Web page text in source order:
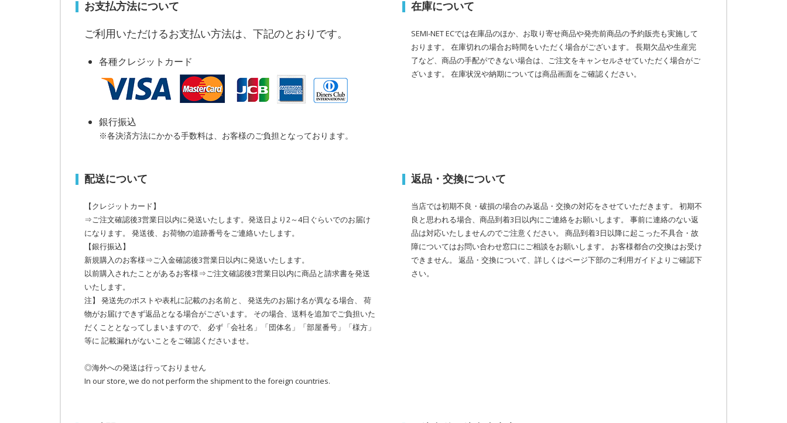
お支払方法について
ご利用いただけるお支払い方法は、下記のとおりです。
各種クレジットカード
銀行振込
※各決済方法にかかる手数料は、お客様のご負担となっております。
在庫について
SEMI-NET ECでは在庫品のほか、お取り寄せ商品や発売前商品の予約販売も実施して
おります。 在庫切れの場合お時間をいただく場合がございます。 長期欠品や生産完
了など、商品の手配ができない場合は、ご注文をキャンセルさせていただく場合がご
ざいます。 在庫状況や納期については商品画面をご確認ください。
配送について
【クレジットカード】
⇒ご注文確認後3営業日以内に発送いたします。発送日より2～4日ぐらいでのお届け
になります。 発送後、お荷物の追跡番号をご連絡いたします。
【銀行振込】
新規購入のお客様⇒ご入金確認後3営業日以内に発送いたします。
以前購入されたことがあるお客様⇒ご注文確認後3営業日以内に商品と請求書を発送
いたします。
注】 発送先のポストや表札に記載のお名前と、 発送先のお届け名が異なる場合、 荷
物がお届けできず返品となる場合がございます。 その場合、送料を追加でご負担いた
だくこととなってしまいますので、 必ず「会社名」「団体名」「部屋番号」「様方」
等に 記載漏れがないことをご確認くださいませ。
◎海外への発送は行っておりません
In our store, we do not perform the shipment to the foreign countries.
返品・交換について
当店では初期不良・破損の場合のみ返品・交換の対応をさせていただきます。 初期不
良と思われる場合、商品到着3日以内にご連絡をお願いします。 事前に連絡のない返
品は対応いたしませんのでご注意ください。 商品到着3日以降に起こった不具合・故
障についてはお問い合わせ窓口にご相談をお願いします。 お客様都合の交換はお受け
できません。 返品・交換について、詳しくはページ下部のご利用ガイドよりご確認下
さい。